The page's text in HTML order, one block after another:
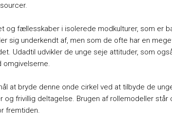
og fællesskaber i isolerede modkulturer, som er
sig underkendt af, men som de ofte har en
Udadtil udvikler de unge seje attituder, som
at bryde denne onde cirkel ved at tilbyde de
frivillig deltagelse. Brugen af rollemodeller
fremtiden.